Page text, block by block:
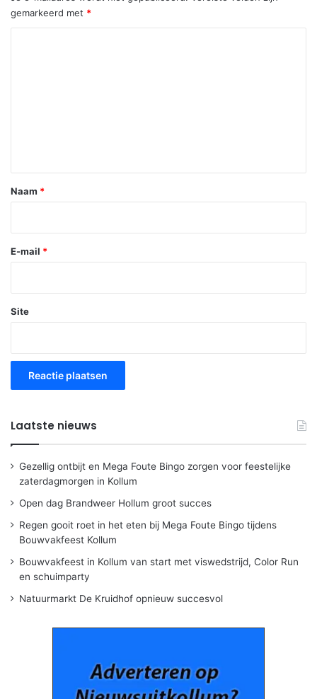
gemarkeerd met *
*
Naam *
E-mail *
Site
Laatste nieuws
Gezellig ontbijt en Mega Foute Bingo zorgen voor feestelijke
zaterdagmorgen in Kollum
Open dag Brandweer Hollum groot succes
Regen gooit roet in het eten bij Mega Foute Bingo tijdens
Bouwvakfeest Kollum
Bouwvakfeest in Kollum van start met viswedstrijd, Color Run
en schuimparty
Natuurmarkt De Kruidhof opnieuw succesvol